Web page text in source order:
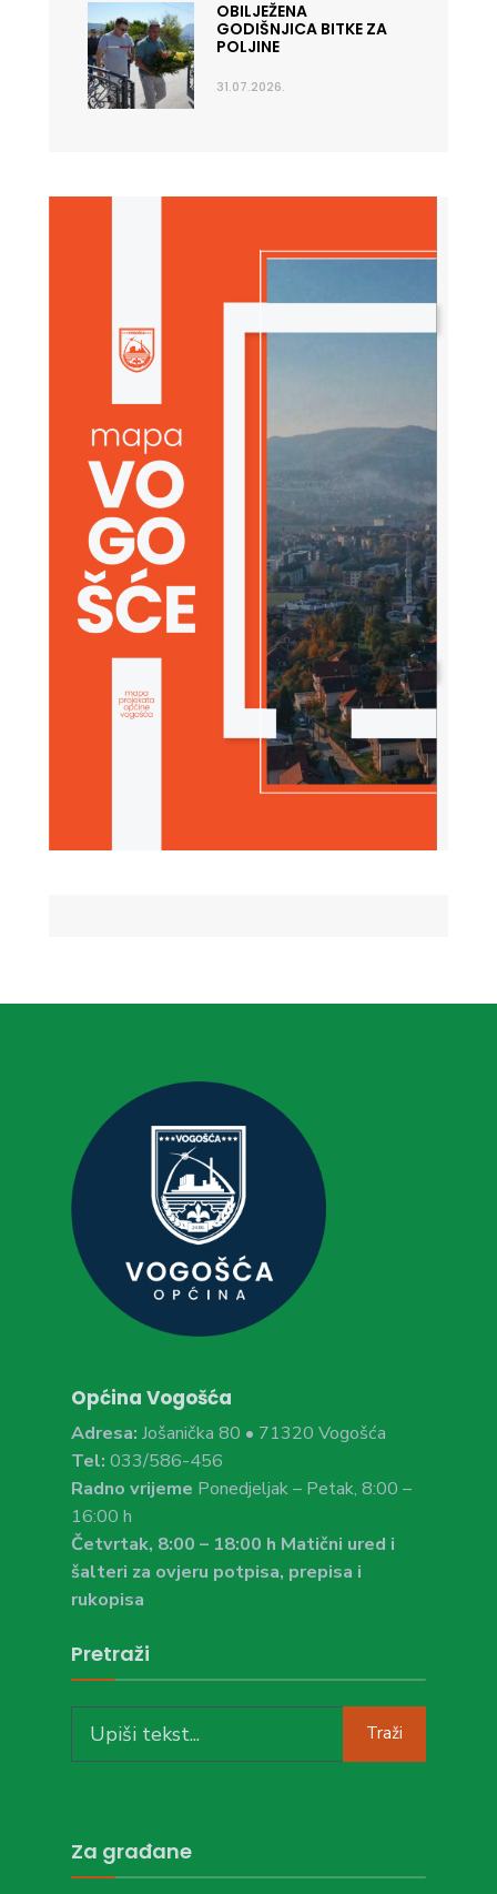
OBILJEŽENA
GODIŠNJICA BITKE ZA
POLJINE
31.07.2026.
Općina Vogošća
Adresa: Jošanička 80 • 71320 Vogošća
Tel: 033/586-456
Radno vrijeme Ponedjeljak – Petak, 8:00 –
16:00 h
Četvrtak, 8:00 – 18:00 h Matični ured i
šalteri za ovjeru potpisa, prepisa i
rukopisa
Pretraži
for:
Traži
Za građane